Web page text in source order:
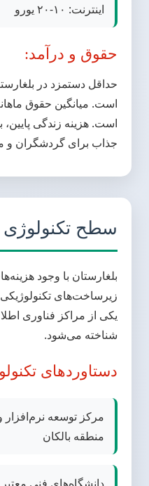
اینترنت: ۱۰-۲۰ یورو
حقوق و درآمد:
است. هزینه زندگی
جذاب برای گردشگران و
سطح تکنولوژی
بلغارستان با وجود
زیرساخت‌های
یکی از مراکز فناوری
شناخته می‌شود.
دستاوردهای
مرکز توسعه نرم‌افزار
منطقه بالکان